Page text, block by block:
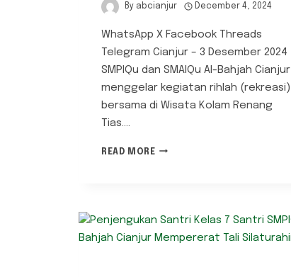
By abcianjur December 4, 2024
WhatsApp X Facebook Threads
Telegram Cianjur – 3 Desember 2024
SMPIQu dan SMAIQu Al-Bahjah Cianjur
menggelar kegiatan rihlah (rekreasi)
bersama di Wisata Kolam Renang
Tias….
READ MORE RIHLAH
BAHJAH
CIANJUR: